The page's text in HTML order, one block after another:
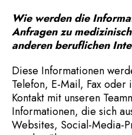
Wie werden die
Anfragen zu
anderen beruflichen
Diese Informationen
Telefon, E-Mail, Fax
Kontakt mit unseren
Informationen, die sich
Websites, Social-Media-